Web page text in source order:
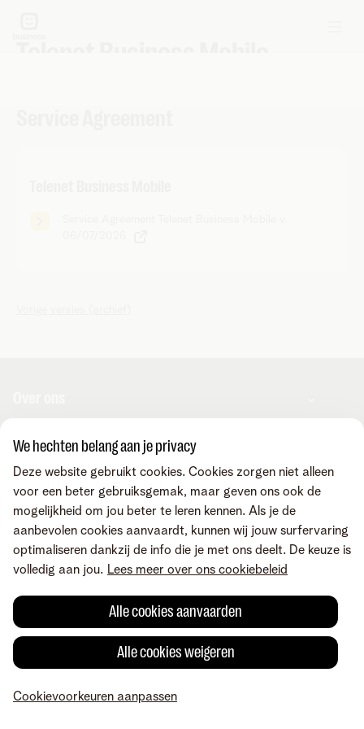
Over Telenet Business
Ons netwerk
Onze Business Partners
Vacatures
Veelgestelde vragen
Business Mobile Portal
MyBill Portal
TIP-Portal
Online portalen
Contacteer ons
Neem contact op
Mail ons
Maak een afspraak
Vind ons ook op
Voorwaarden Juridische info Privacybeleid
Cookievoorkeuren aanpassen
Toegankelijkheid
BTW BE 0473.416.418 - RPR Antwerpen, afd. Mechelen
We hechten belang aan je privacy
Deze website gebruikt cookies. Cookies zorgen niet alleen
voor een beter gebruiksgemak, maar geven ons ook de
mogelijkheid om jou beter te leren kennen. Als je de
aanbevolen cookies aanvaardt, kunnen wij jouw surfervaring
optimaliseren dankzij de info die je met ons deelt. De keuze is
volledig aan jou. Lees meer over ons cookiebeleid
Alle cookies weigeren
Alle cookies aanvaarden
Cookievoorkeuren aanpassen